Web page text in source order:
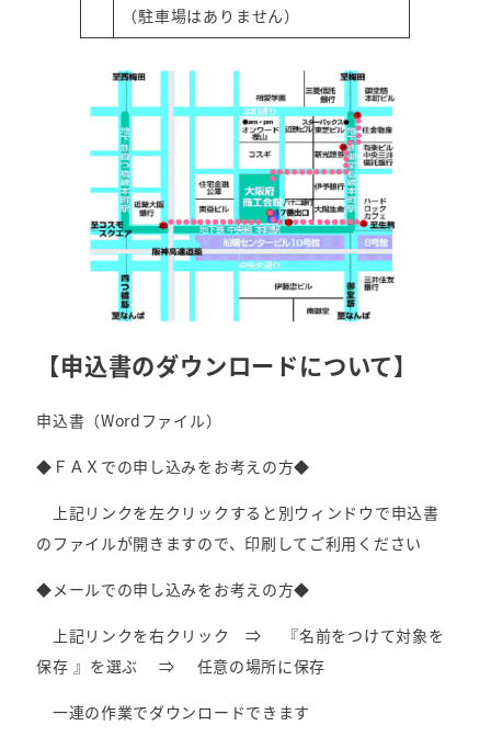
（駐車場はありません）
【申込書のダウンロードについて】
申込書（Wordファイル）
◆ＦＡＸでの申し込みをお考えの方◆
上記リンクを左クリックすると別ウィンドウで申込書
のファイルが開きますので、印刷してご利用ください
◆メールでの申し込みをお考えの方◆
上記リンクを右クリック ⇒ 『名前をつけて対象を
保存 』を選ぶ ⇒ 任意の場所に保存
一連の作業でダウンロードできます